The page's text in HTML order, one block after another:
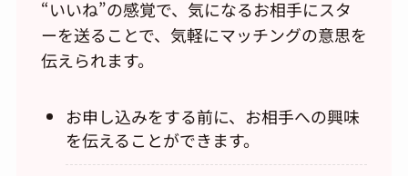
“いいね”の感覚で、気になるお相手にスタ
ーを送ることで、気軽にマッチングの意思を
伝えられます。
お申し込みをする前に、お相手への興味
を伝えることができます。